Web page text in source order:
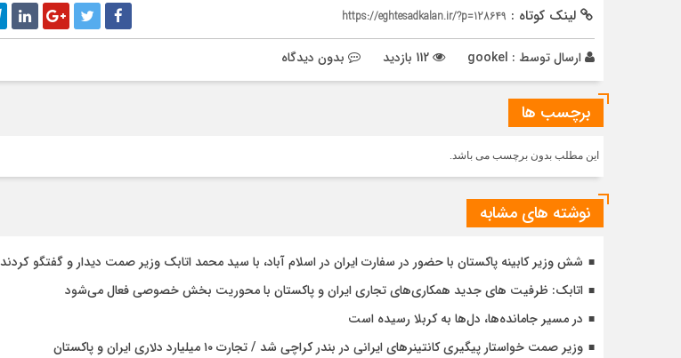
لینک کوتاه : https://eghtesadkalan.ir/?p=128649
ارسال توسط : gookel بدون دیدگاه
برچسب ها
این مطلب بدون برچسب می باشد.
نوشته های مشابه
شش وزیر کابینه پاکستان با حضور در سفارت ایران در اسلام آباد، با سيد محمد اتابك وزير صمت ديدار و گفتگو كردند
اتابک: ظرفیت های جدید همکاری‌های تجاری ایران و پاکستان با محوریت بخش خصوصی فعال می‌شود
در مسیر جا‌مانده‌ها، دل‌ها به کربلا رسیده است
وزیر صمت خواستار پیگیری کانتینرهای ایرانی در بندر کراچی شد / تجارت ۱۰ میلیارد دلاری ایران و پاکستان